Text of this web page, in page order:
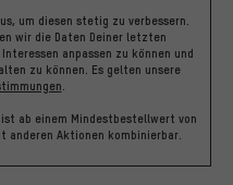
um diesen stetig zu verbessern.
wir die Daten Deiner letzten
anpassen zu können und
zu können. Es gelten unsere
ab einem Mindestbestellwert von
anderen Aktionen kombinierbar.